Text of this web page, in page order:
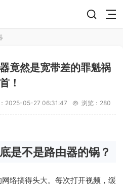
竟然是宽带差的罪魁祸
首！
2025-05-27 06:31:47 浏览：280
是不是路由器的锅？
络搞得头大。每次打开视频，缓